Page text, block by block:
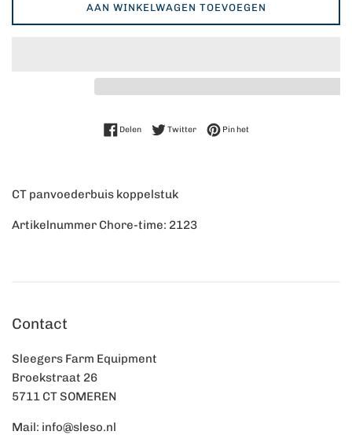
AAN WINKELWAGEN TOEVOEGEN
DelenDelen op Facebook
TwitterTwitteren op Twitter
Pin hetPinnen op Pinterest
CT panvoederbuis koppelstuk
Artikelnummer Chore-time: 2123
Contact
Sleegers Farm Equipment
Broekstraat 26
5711 CT SOMEREN
Mail: info@sleso.nl